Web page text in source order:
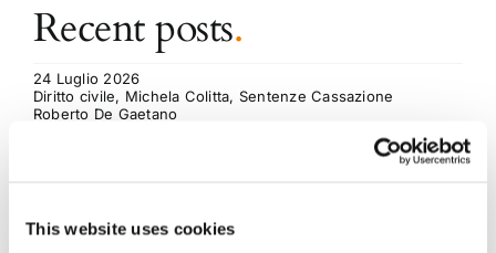
This website uses cookies
Recent posts.
24 Luglio 2026
Diritto civile, Michela Colitta, Sentenze Cassazione
Roberto De Gaetano